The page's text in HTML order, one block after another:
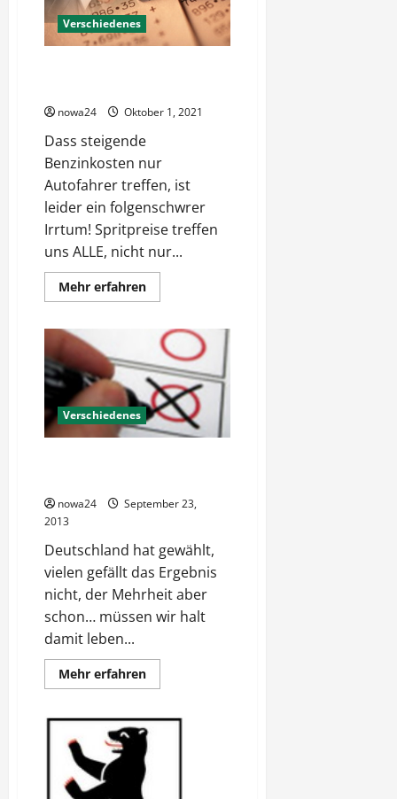
Verschiedenes
nowa24 Oktober 1, 2021
Dass steigende
Benzinkosten nur
Autofahrer treffen, ist
leider ein folgenschwrer
Irrtum! Spritpreise treffen
uns ALLE, nicht nur...
Mehr erfahrenMehr
Informationen
Spritpreise
Nur
die
Autofahrer
die
Verlierer?
Verschiedenes
nowa24
September 23,
2013
Deutschland hat gewählt,
vielen gefällt das Ergebnis
nicht, der Mehrheit aber
schon… müssen wir halt
damit leben...
Mehr erfahrenMehr
Informationen
hat
gewählt
–
was
nun?